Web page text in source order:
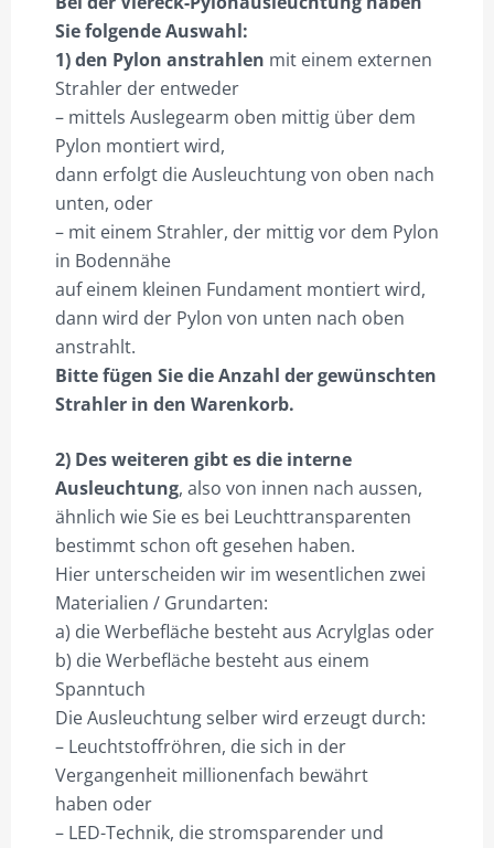
VIERECK PYLONE B300CM BELEUCHTET
PROJEKTIERUNG
GALERIE
SHOP NUR FÜR GEWERBETREIBENDE!
DIVISIONSPARTNER
MEIN KONTO
ANMELDEN
ABMELDEN
Sie folgende Auswahl:
1) den Pylon anstrahlen mit einem externen
Strahler der entweder
– mittels Auslegearm oben mittig über dem
Pylon montiert wird,
dann erfolgt die Ausleuchtung von oben nach
unten, oder
– mit einem Strahler, der mittig vor dem Pylon
in Bodennähe
auf einem kleinen Fundament montiert wird,
dann wird der Pylon von unten nach oben
anstrahlt.
Bitte fügen Sie die Anzahl der gewünschten
Strahler in den Warenkorb.
2) Des weiteren gibt es die interne
Ausleuchtung, also von innen nach aussen,
ähnlich wie Sie es bei Leuchttransparenten
bestimmt schon oft gesehen haben.
Hier unterscheiden wir im wesentlichen zwei
Materialien / Grundarten:
a) die Werbefläche besteht aus Acrylglas oder
b) die Werbefläche besteht aus einem
Spanntuch
Die Ausleuchtung selber wird erzeugt durch:
– Leuchtstoffröhren, die sich in der
Vergangenheit millionenfach bewährt
haben oder
– LED-Technik, die stromsparender und